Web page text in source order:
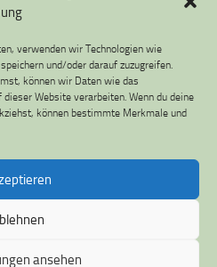
verwenden wir Technologien wie
und/oder darauf zuzugreifen.
können wir Daten wie das
Website verarbeiten. Wenn du deine
können bestimmte Merkmale und
ansehen